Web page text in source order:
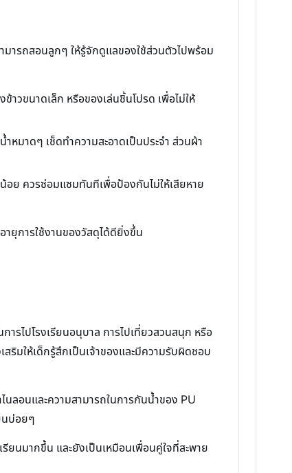
ารถสอนลูกๆ ให้รู้จักดูแลของใช้ส่วนตัวไปพร้อม
าวขนาดเล็ก หรือของเล่นชิ้นโปรด เพื่อไม่ให้
มาดๆ เช็ดทำความสะอาดเป็นประจำ ส่วนผ้า
อย ควรซ่อมแซมทันทีเพื่อป้องกันไม่ให้เสียหาย
ายุการใช้งานของวัสดุได้ดียิ่งขึ้น
ารไปโรงเรียนอนุบาล การไปเที่ยวสวนสนุก หรือ
ริมให้เด็กรู้สึกเป็นเจ้าของและมีความรับผิดชอบ
ลอนและความสามารถในการกันน้ำของ PU
นบ่อยๆ
รียนมากขึ้น และยังเป็นเหมือนเพื่อนคู่ใจที่สะพาย